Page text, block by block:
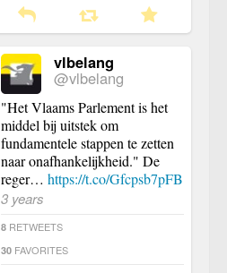
vlbelang
@vlbelang
"Het Vlaams Parlement is het
middel bij uitstek om
fundamentele stappen te zetten
naar onafhankelijkheid." De
reger… https://t.co/Gfcpsb7pFB
3 years
8 RETWEETS
30 FAVORITES